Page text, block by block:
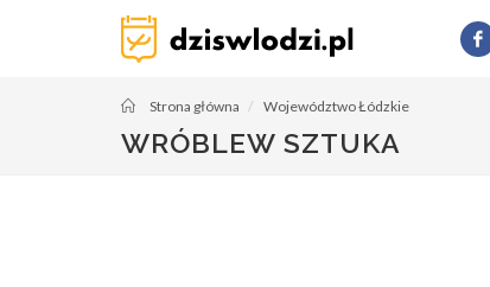
Strona główna Województwo Łódzkie
WRÓBLEW SZTUKA